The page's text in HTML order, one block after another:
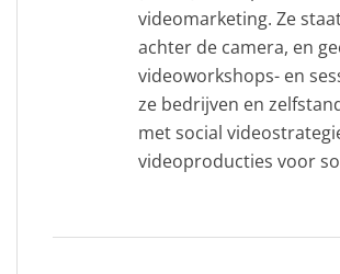
videomarketing. Ze
achter de camera, en
videoworkshops- en
ze bedrijven en
met social
videoproducties voor